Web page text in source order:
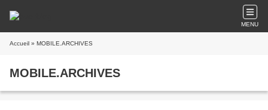
MENU
Accueil » MOBILE.ARCHIVES
MOBILE.ARCHIVES